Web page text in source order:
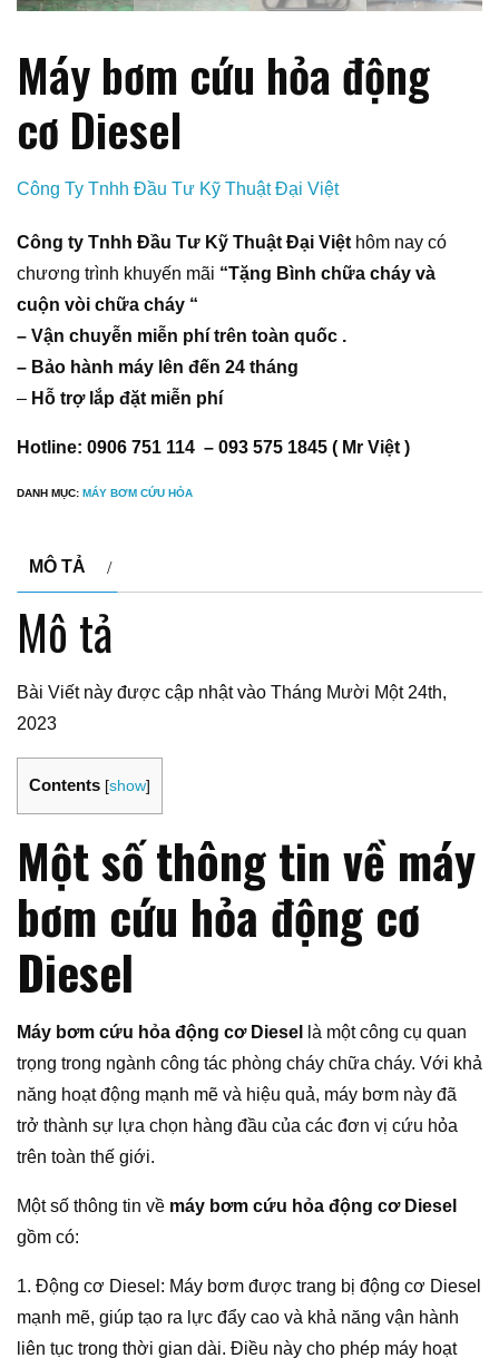
Máy bơm cứu hỏa động
cơ Diesel
Công Ty Tnhh Đầu Tư Kỹ Thuật Đại Việt
Công ty Tnhh Đầu Tư Kỹ Thuật Đại Việt hôm nay có
chương trình khuyến mãi “Tặng Bình chữa cháy và
cuộn vòi chữa cháy “
– Vận chuyễn miễn phí trên toàn quốc .
– Bảo hành máy lên đến 24 tháng
– Hỗ trợ lắp đặt miễn phí
Hotline: 0906 751 114 – 093 575 1845 ( Mr Việt )
DANH MỤC: MÁY BƠM CỨU HỎA
MÔ TẢ
Mô tả
Bài Viết này được cập nhật vào Tháng Mười Một 24th,
2023
Contents [show]
Một số thông tin về máy
bơm cứu hỏa động cơ
Diesel
Máy bơm cứu hỏa động cơ Diesel
là một công cụ quan
trọng trong ngành công tác phòng cháy chữa cháy. Với khả
năng hoạt động mạnh mẽ và hiệu quả, máy bơm này đã
trở thành sự lựa chọn hàng đầu của các đơn vị cứu hỏa
trên toàn thế giới.
Một số thông tin về máy bơm cứu hỏa động cơ Diesel
gồm có:
1. Động cơ Diesel: Máy bơm được trang bị động cơ Diesel
mạnh mẽ, giúp tạo ra lực đẩy cao và khả năng vận hành
liên tục trong thời gian dài. Điều này cho phép máy hoạt